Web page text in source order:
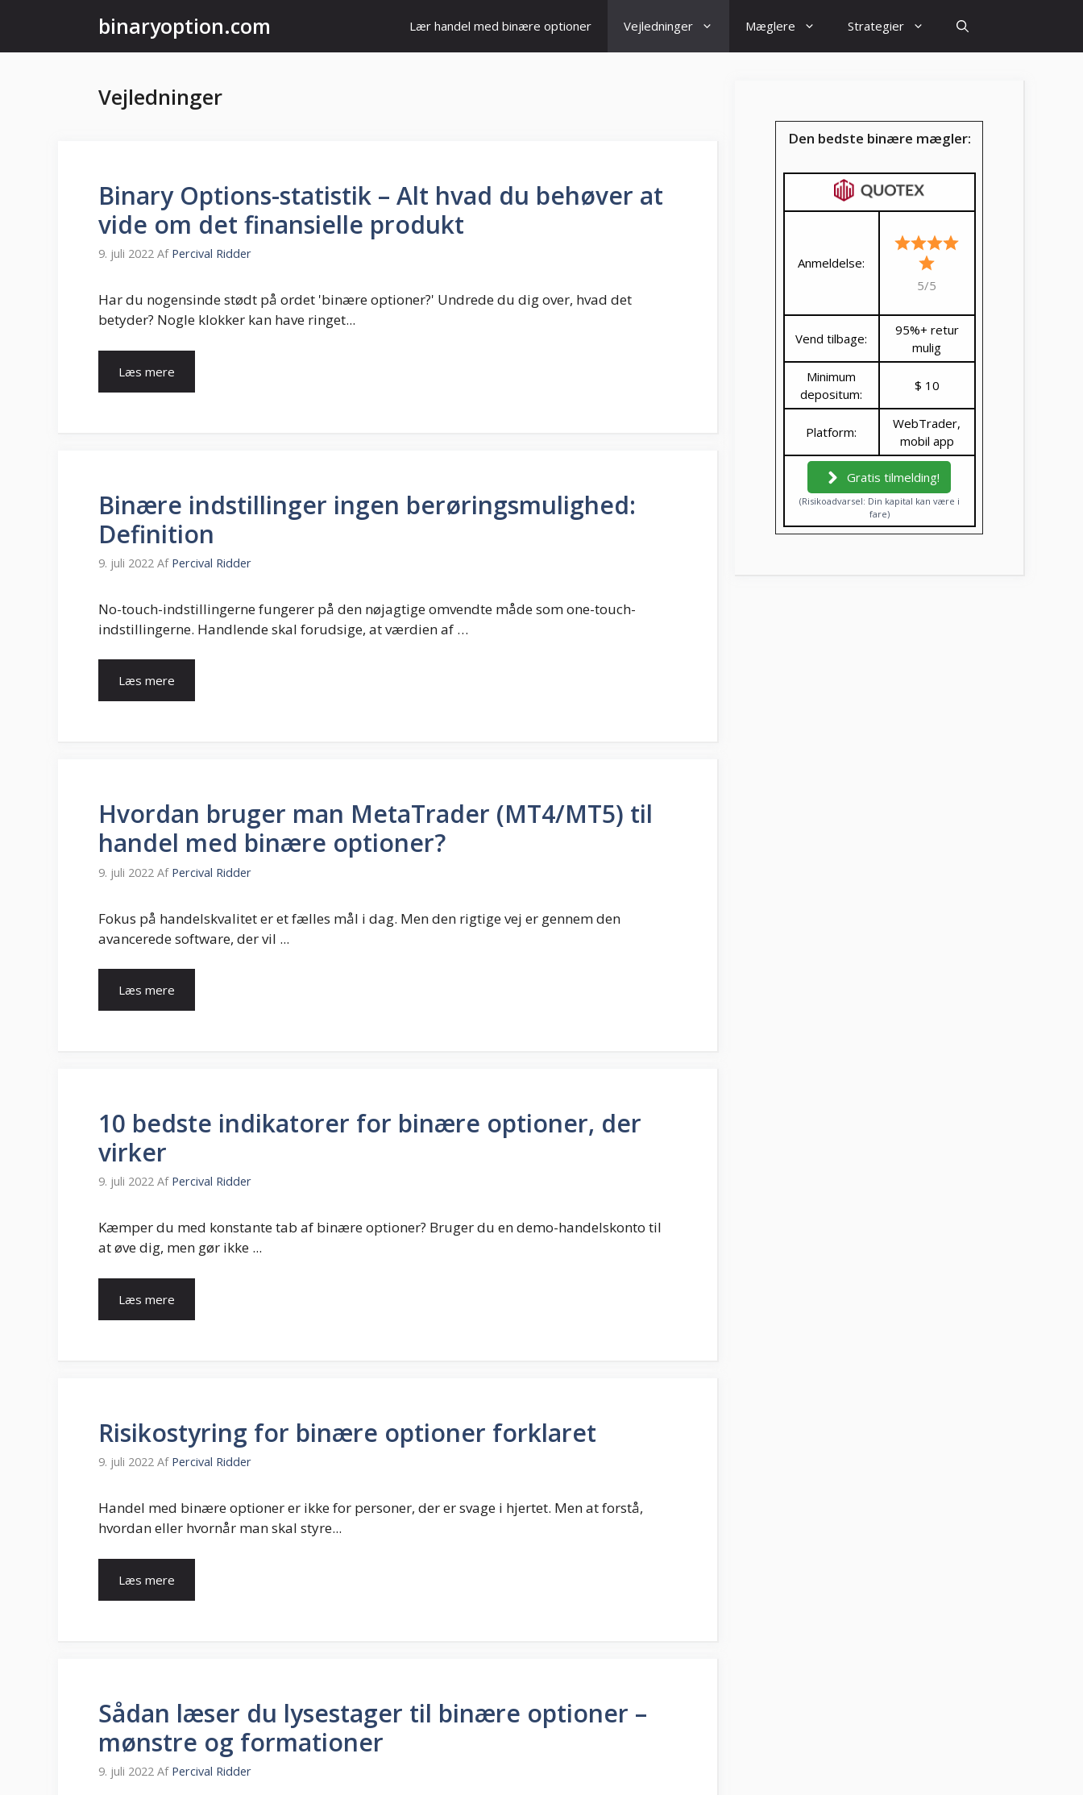
indhold
binaryoption.com Lær handel med binære optioner Vejledninger Mæglere Strategier
Vejledninger
Binary Options-statistik – Alt hvad du behøver at
vide om det finansielle produkt
9. juli 2022 Af Percival Ridder
Har du nogensinde stødt på ordet 'binære optioner?' Undrede du dig over, hvad det
betyder? Nogle klokker kan have ringet...
Læs mere
Binære indstillinger ingen berøringsmulighed:
Definition
9. juli 2022 Af Percival Ridder
No-touch-indstillingerne fungerer på den nøjagtige omvendte måde som one-touch-
indstillingerne. Handlende skal forudsige, at værdien af …
Læs mere
Hvordan bruger man MetaTrader (MT4/MT5) til
handel med binære optioner?
9. juli 2022 Af Percival Ridder
Fokus på handelskvalitet er et fælles mål i dag. Men den rigtige vej er gennem den
avancerede software, der vil ...
Læs mere
10 bedste indikatorer for binære optioner, der
virker
9. juli 2022 Af Percival Ridder
Kæmper du med konstante tab af binære optioner? Bruger du en demo-handelskonto til
at øve dig, men gør ikke ...
Læs mere
Risikostyring for binære optioner forklaret
9. juli 2022 Af Percival Ridder
Handel med binære optioner er ikke for personer, der er svage i hjertet. Men at forstå,
hvordan eller hvornår man skal styre...
Læs mere
Sådan læser du lysestager til binære optioner –
mønstre og formationer
9. juli 2022 Af Percival Ridder
Den bedste binære mægler:
Anmeldelse:
5/5
Vend tilbage:
95%+ retur
mulig
Minimum
depositum:
$ 10
Platform:
WebTrader,
mobil app
Gratis tilmelding!
(Risikoadvarsel: Din kapital kan være i
fare)